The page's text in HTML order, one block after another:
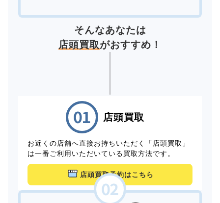
そんなあなたは
店頭買取がおすすめ！
店頭買取
お近くの店舗へ直接お持ちいただく「店頭買取」
は一番ご利用いただいている買取方法です。
店頭買取予約はこちら